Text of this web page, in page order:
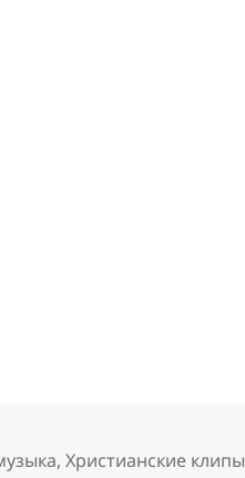
,Христианские клипы